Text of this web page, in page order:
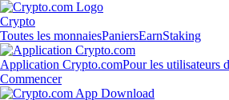
Crypto
Toutes les monnaiesPaniersEarnStaking
Application Crypto.comPour les utilisateurs
Commencer